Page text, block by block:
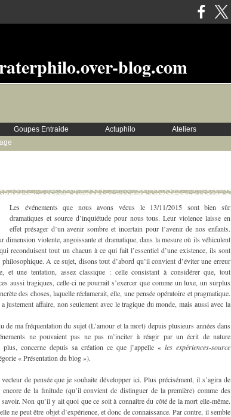
blog.com
Goupes Entraide Actuphilo
Ateliers
Les événements que nous avons vécus le 13/11/2015 sont bien sûr
dramatiques et source d’inquiétude pour nous tous. Leur violence laisse en
effet présager d’un avenir sombre et incertain pour l’avenir de nos enfants.
dimension violente, angoissante et dramatique, dans la mesure où ils véhiculent
reconduisent tout un chacun à ce qui fait l’essentiel d’une existence, ils sont
A ce sujet, disons tout d’abord qu’il convient d’éviter une erreur
et une tentation, assez classique : celle consistant à considérer que, tout
aussi tragiques, celle-ci ne pourrait s’exercer que comme un luxe, un surplus
des choses, laquelle réclamerait, elle, une pensée opératoire et pragmatique.
justement affaire, non seulement avec le tragique du monde, mais aussi avec la
de ma fréquentation du sujet (L’amour et la mort) depuis plusieurs années dans
ne pouvaient pas ne pas m’inciter à réagir par un écrit de nature
concerne depuis sa création ce que j’appelle « les expériences-source
« Présentation du blog »).
de pensée que je souhaite développer ici. Plus précisément, il s’agira de
de la finitude (qu’il convient de distinguer de la première) comme des
Non qu’il y ait quoi que ce soit à connaître du côté de la mort elle-même.
ne peut être objet d’expérience, et donc de connaissance. Par contre, il semble